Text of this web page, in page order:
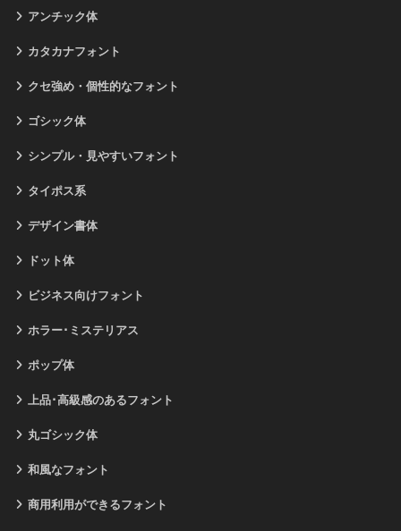
アンチック体
カタカナフォント
クセ強め・個性的なフォント
ゴシック体
シンプル・見やすいフォント
タイポス系
デザイン書体
ドット体
ビジネス向けフォント
ホラー･ミステリアス
ポップ体
上品･高級感のあるフォント
丸ゴシック体
和風なフォント
商用利用ができるフォント